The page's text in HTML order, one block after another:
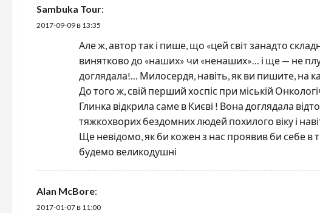
ц
а
п
Sambuka Tour:
2017-09-09 в 13:35
Але ж, автор так і пише, що «цей світ занадто
винятково до «наших» чи «ненаших»… і ще — не
доглядала!… Милосердя, навіть, як ви пишите, на
До того ж, свій перший хоспіс при міській
Глинка відкрила саме в Києві ! Вона доглядала
тяжкохворих бездомних людей похилого віку і
Ще невідомо, як би кожен з нас проявив би себе в
будемо великодушні
Alan McBore:
2017-01-07 в 11:00